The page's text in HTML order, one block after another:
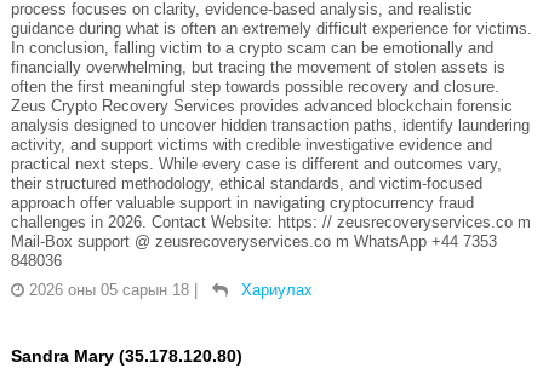
process focuses on clarity, evidence-based analysis, and realistic
guidance during what is often an extremely difficult experience for victims.
In conclusion, falling victim to a crypto scam can be emotionally and
financially overwhelming, but tracing the movement of stolen assets is
often the first meaningful step towards possible recovery and closure.
Zeus Crypto Recovery Services provides advanced blockchain forensic
analysis designed to uncover hidden transaction paths, identify laundering
activity, and support victims with credible investigative evidence and
practical next steps. While every case is different and outcomes vary,
their structured methodology, ethical standards, and victim-focused
approach offer valuable support in navigating cryptocurrency fraud
challenges in 2026. Contact Website: https: // zeusrecoveryservices.co m
Mail-Box support @ zeusrecoveryservices.co m WhatsApp +44 7353
848036
2026 оны 05 сарын 18
Хариулах
Sandra Mary (35.178.120.80)